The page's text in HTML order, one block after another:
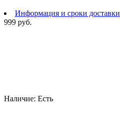
Информация и сроки доставки
999 руб.
Наличие: Есть